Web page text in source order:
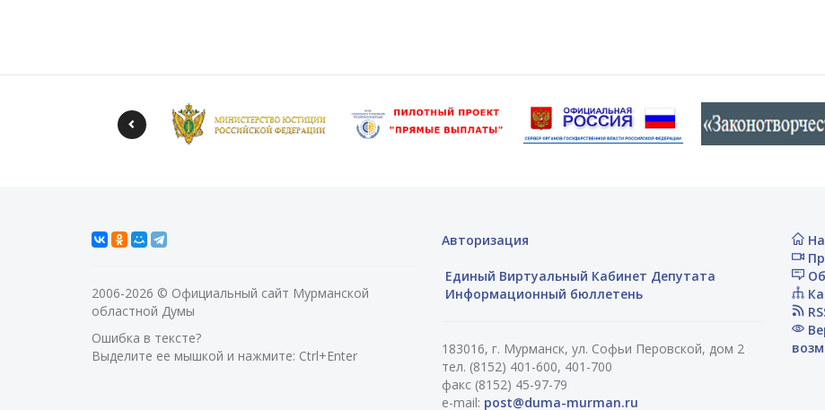
2006-2026 © Официальный сайт Мурманской
областной Думы
Ошибка в тексте?
Выделите ее мышкой и нажмите: Ctrl+Enter
Авторизация
Единый Виртуальный Кабинет Депутата
Информационный бюллетень
183016, г. Мурманск, ул. Софьи Перовской, дом 2
тел. (8152) 401-600, 401-700
факс (8152) 45-97-79
e-mail: post@duma-murman.ru